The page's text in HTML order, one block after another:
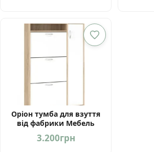
Оріон тумба для взуття
від фабрики Мебель
Сервіс Україна
3.200грн